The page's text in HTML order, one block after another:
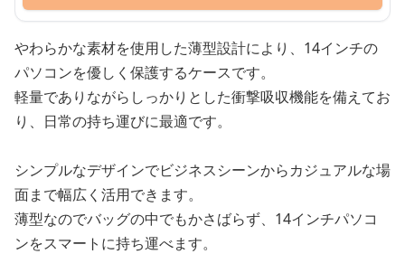
やわらかな素材を使用した薄型設計により、14インチの
パソコンを優しく保護するケースです。
軽量でありながらしっかりとした衝撃吸収機能を備えてお
り、日常の持ち運びに最適です。
シンプルなデザインでビジネスシーンからカジュアルな場
面まで幅広く活用できます。
薄型なのでバッグの中でもかさばらず、14インチパソコ
ンをスマートに持ち運べます。